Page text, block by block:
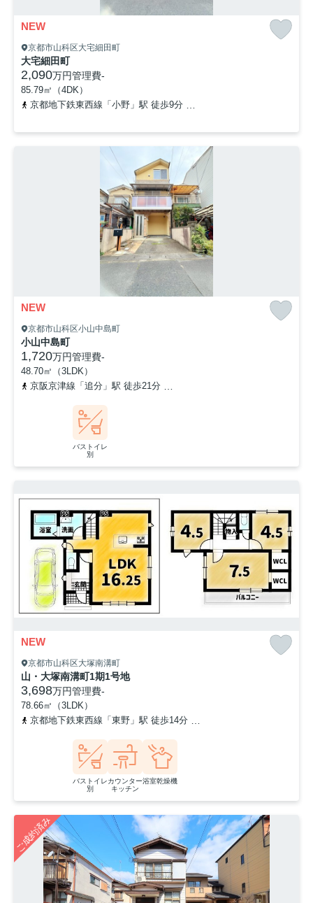
NEW
京都市山科区大宅細田町
大宅細田町
2,090万円管理費-
85.79㎡（4DK）
京都地下鉄東西線「小野」駅 徒歩9分
NEW
京都市山科区小山中島町
小山中島町
1,720万円管理費-
48.70㎡（3LDK）
京阪京津線「追分」駅 徒歩21分
バストイレ
別
NEW
京都市山科区大塚南溝町
山・大塚南溝町1期1号地
3,698万円管理費-
78.66㎡（3LDK）
京都地下鉄東西線「東野」駅 徒歩14分
バストイレ
別
カウンター
キッチン
浴室乾燥機
ご成約済み